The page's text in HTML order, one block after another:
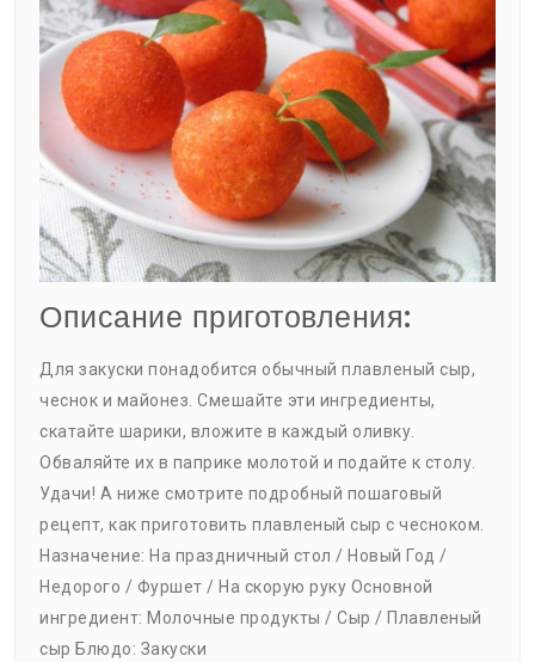
Описание приготовления:
Для закуски понадобится обычный плавленый сыр,
чеснок и майонез. Смешайте эти ингредиенты,
скатайте шарики, вложите в каждый оливку.
Обваляйте их в паприке молотой и подайте к столу.
Удачи! А ниже смотрите подробный пошаговый
рецепт, как приготовить плавленый сыр с чесноком.
Назначение: На праздничный стол / Новый Год /
Недорого / Фуршет / На скорую руку Основной
ингредиент: Молочные продукты / Сыр / Плавленый
сыр Блюдо: Закуски